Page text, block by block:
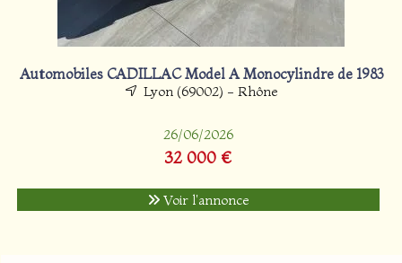
Automobiles CADILLAC Model A Monocylindre de 1983
Lyon (69002) - Rhône
26/06/2026
32 000 €
Voir l'annonce